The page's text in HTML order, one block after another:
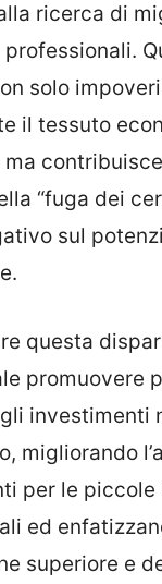
ricerca di
solo
il tessuto
“fuga dei
sul
questa
promuovere
investimenti
migliorando
per le piccole
ed
superiore e